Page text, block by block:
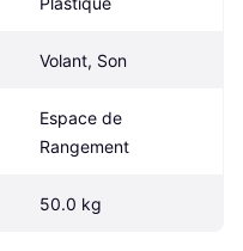
Volant, Son
Espace de
Rangement
50.0 kg